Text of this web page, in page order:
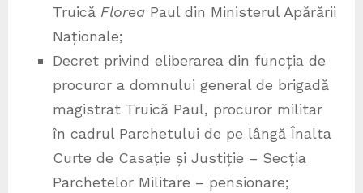
Truică Florea Paul din Ministerul Apărării
Naționale;
Decret privind eliberarea din funcția de
procuror a domnului general de brigadă
magistrat Truică Paul, procuror militar
în cadrul Parchetului de pe lângă Înalta
Curte de Casație și Justiție – Secția
Parchetelor Militare – pensionare;